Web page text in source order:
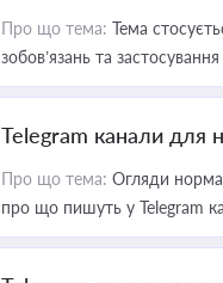
Про що тема: Тема
зобов’язань та
Telegram канали для
Про що тема: Огляди
про що пишуть у Telegram